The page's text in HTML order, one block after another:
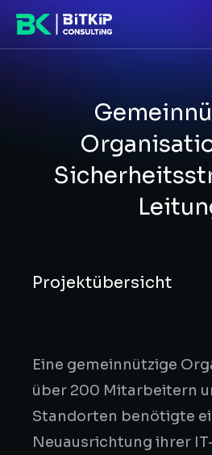
Projektübersicht
Eine gemeinnützige
über 200 Mitarbeitern
Standorten benötigte
Neuausrichtung ihrer